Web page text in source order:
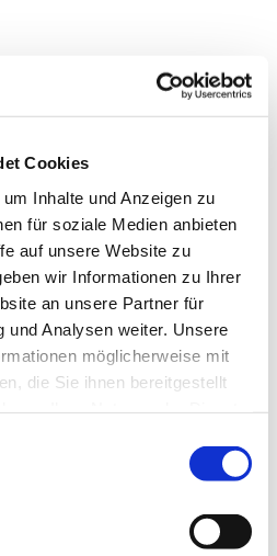
Cookies
Inhalte und Anzeigen zu
für soziale Medien anbieten
auf unsere Website zu
wir Informationen zu Ihrer
an unsere Partner für
und Analysen weiter. Unsere
möglicherweise mit
die Sie ihnen bereitgestellt
ausschließlich zur